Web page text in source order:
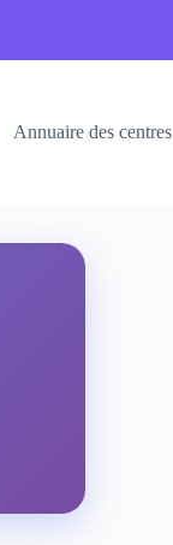
Annuaire des centres